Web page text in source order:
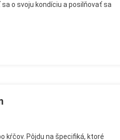
o svoju kondíciu a posilňovať sa
kŕčov. Pôjdu na špecifiká, ktoré